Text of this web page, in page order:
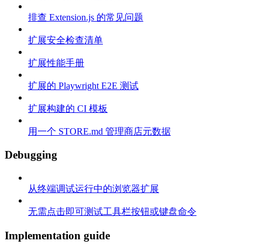
排查 Extension.js 的常见问题
扩展安全检查清单
扩展性能手册
扩展的 Playwright E2E 测试
扩展构建的 CI 模板
用一个 STORE.md 管理商店元数据
Debugging
从终端调试运行中的浏览器扩展
无需点击即可测试工具栏按钮或键盘命令
Implementation guide